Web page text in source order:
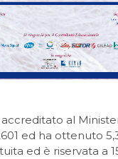
accreditato al
ed ha ottenuto
ed è riservata a